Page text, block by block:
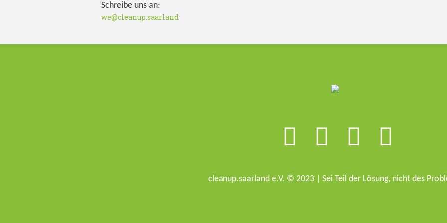
Schreibe uns an:
we@cleanup.saarland
cleanup.saarland e.V. © 2023 | Sei Teil der Lösung, nicht des